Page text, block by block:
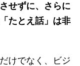
せずに、さらに
たとえ話」は非
けでなく、ビジ